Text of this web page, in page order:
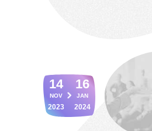
14
NOV
2023
16
JAN
2024